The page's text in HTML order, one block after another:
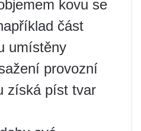
kovu se
část
umístěny
provozní
získá píst tvar